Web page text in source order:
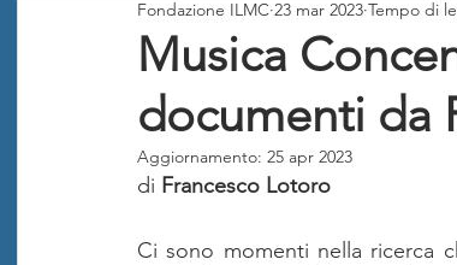
Musica
documenti da
Fondazione ILMC 23 mar 2023 Tempo di
Aggiornamento: 25 apr 2023
di Francesco Lotoro
Ci sono momenti nella ricerca